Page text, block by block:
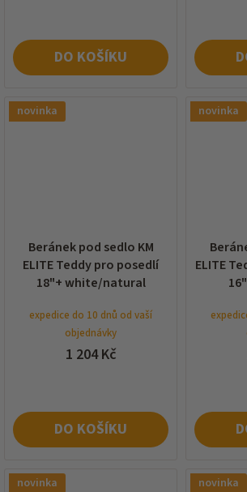
DO KOŠÍKU
novinka
Beránek pod sedlo KM
ELITE Teddy pro posedlí
18"+ white/natural
expedice do 10 dnů od vaší
objednávky
1 204 Kč
DO KOŠÍKU
novinka
ELITE
novinka novinka